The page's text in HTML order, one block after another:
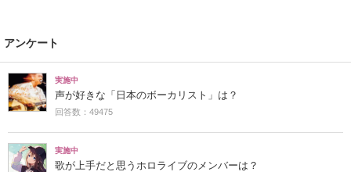
アンケート
実施中
声が好きな「日本のボーカリスト」は？
回答数：49475
実施中
歌が上手だと思うホロライブのメンバーは？